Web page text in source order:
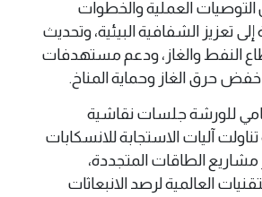
التوصيات العملية والخطوات
إلى تعزيز الشفافية البيئية، وتحديث
النفط والغاز، ودعم مستهدفات
خفض حرق الغاز وحماية المناخ.
للورشة جلسات نقاشية
آليات الاستجابة للانسكابات
مشاريع الطاقات المتجددة،
العالمية لرصد الانبعاثات